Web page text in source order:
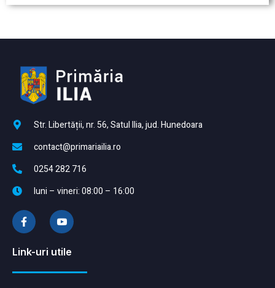
Str. Libertății, nr. 56, Satul Ilia, jud. Hunedoara
contact@primariailia.ro
0254 282 716
luni – vineri: 08:00 – 16:00
Link-uri utile